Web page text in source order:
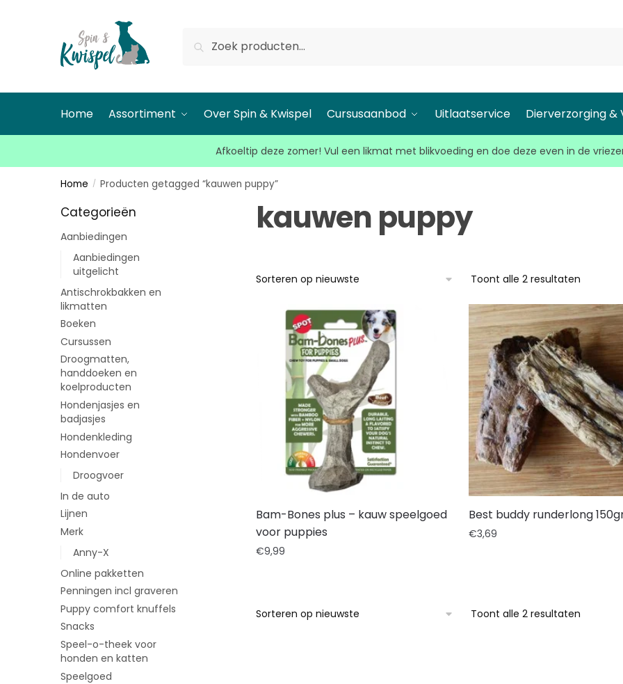
Home Assortiment Over Spin & Kwispel Cursusaanbod Uitlaatservice Dierverzorging &
Afkoeltip deze zomer! Vul een likmat met blikvoeding en doe deze even in de
Home / Producten getagged “kauwen puppy”
kauwen puppy
Toont alle 2 resultaten
Bam-Bones plus – kauw speelgoed
voor puppies
€9,99
Best buddy runderlong
€3,69
Toont alle 2 resultaten
Categorieën
Aanbiedingen
Aanbiedingen
uitgelicht
Antischrokbakken en
likmatten
Boeken
Cursussen
Droogmatten,
handdoeken en
koelproducten
Hondenjasjes en
badjasjes
Hondenkleding
Hondenvoer
Droogvoer
In de auto
Lijnen
Merk
Anny-X
Online pakketten
Penningen incl graveren
Puppy comfort knuffels
Snacks
Speel-o-theek voor
honden en katten
Speelgoed